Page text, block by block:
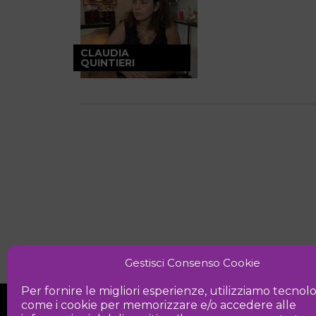
Gestisci Consenso Cookie
Per fornire le migliori esperienze, utilizziamo
come i cookie per memorizzare e/o accedere alle
CLAUDIA
QUINTIERI